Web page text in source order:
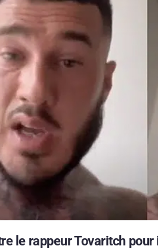
le rappeur Tovaritch